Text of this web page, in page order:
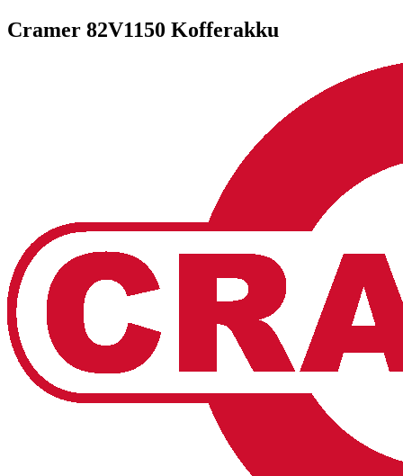
Cramer 82V1150 Kofferakku